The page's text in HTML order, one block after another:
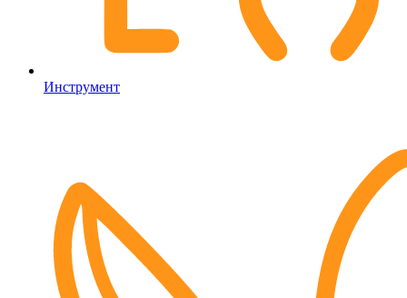
Инструмент